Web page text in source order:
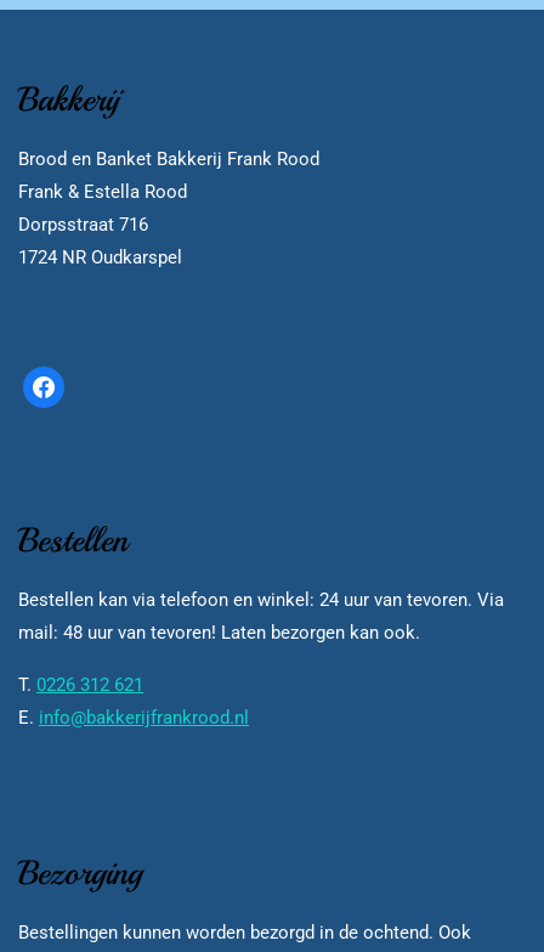
Bakkerij
Brood en Banket Bakkerij Frank Rood
Frank & Estella Rood
Dorpsstraat 716
1724 NR Oudkarspel
Bestellen
Bestellen kan via telefoon en winkel: 24 uur van tevoren. Via
mail: 48 uur van tevoren! Laten bezorgen kan ook.
T. 0226 312 621
E. info@bakkerijfrankrood.nl
Bezorging
Bestellingen kunnen worden bezorgd in de ochtend. Ook